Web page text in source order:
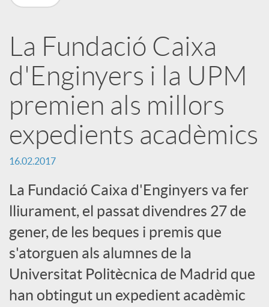
X
a
r
x
e
s
S
La Fundació Caixa
d'Enginyers i la UPM
premien als millors
expedients acadèmics
16.02.2017
La Fundació Caixa d'Enginyers va fer
lliurament, el passat divendres 27 de
gener, de les beques i premis que
s'atorguen als alumnes de la
Universitat Politècnica de Madrid que
han obtingut un expedient acadèmic